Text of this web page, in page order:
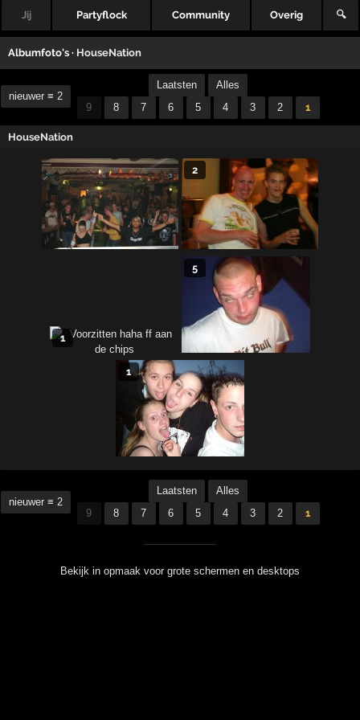
Jij Partyflock Community Overig 🔍
Albumfoto's · HouseNation
nieuwer ≡ 2
Laatsten
Alles
9
8 7 6 5 4 3 2 1
HouseNation
2
1
5
1
nieuwer ≡ 2
Laatsten
Alles
9
8 7 6 5 4 3 2 1
Bekijk in opmaak voor grote schermen en desktops